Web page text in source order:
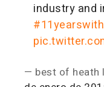
industry and
— best of heath